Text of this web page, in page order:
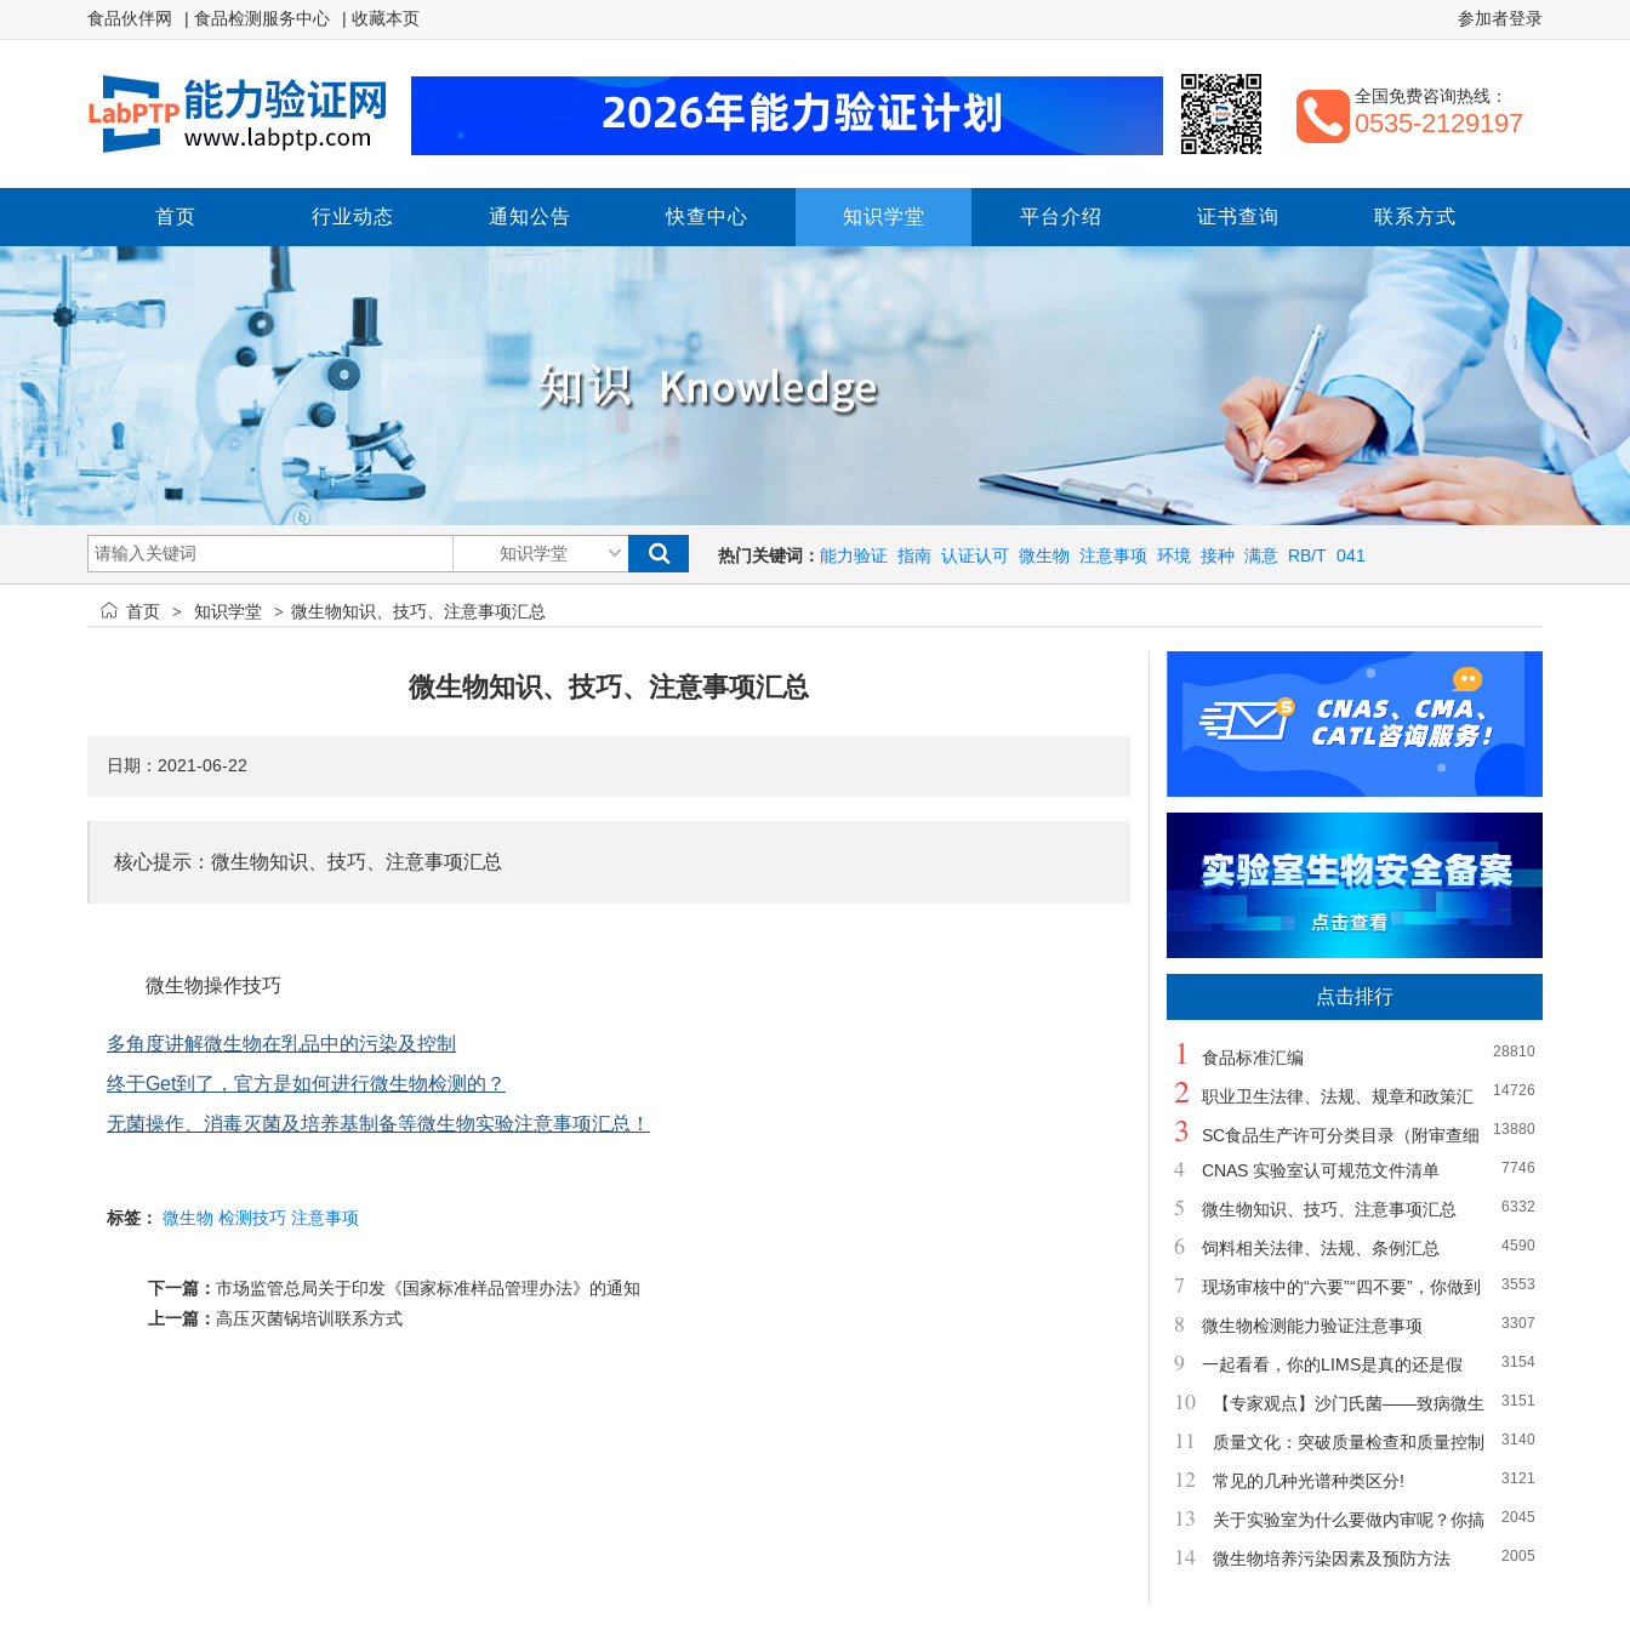
参加者登录
食品伙伴网 | 食品检测服务中心 | 收藏本页
全国免费咨询热线：
0535-2129197
首页 行业动态 通知公告 快查中心 知识学堂 平台介绍 证书查询 联系方式
热门关键词： 能力验证 指南 认证认可 微生物 注意事项 环境 接种 满意 RB/T 041
首页 > 知识学堂 > 微生物知识、技巧、注意事项汇总
微生物知识、技巧、注意事项汇总
日期：2021-06-22
核心提示：微生物知识、技巧、注意事项汇总
微生物操作技巧
多角度讲解微生物在乳品中的污染及控制
终于Get到了，官方是如何进行微生物检测的？
无菌操作、消毒灭菌及培养基制备等微生物实验注意事项汇总！
标签： 微生物 检测技巧 注意事项
下一篇： 市场监管总局关于印发《国家标准样品管理办法》的通知
上一篇： 高压灭菌锅培训联系方式
点击排行
28810
1 食品标准汇编
14726
2
职业卫生法律、法规、规章和政策汇
总（2022.1.8日更新）
13880
3
SC食品生产许可分类目录（附审查细
则）
7746
4 CNAS 实验室认可规范文件清单
6332
5 微生物知识、技巧、注意事项汇总
4590
6 饲料相关法律、法规、条例汇总
3553
7
现场审核中的“六要”“四不要”，你做到
了吗？
3307
8 微生物检测能力验证注意事项
3154
9
一起看看，你的LIMS是真的还是假
的！
3151
10
【专家观点】沙门氏菌——致病微生
物需重点防范
3140
11 质量文化：突破质量检查和质量控制
3121
12 常见的几种光谱种类区分!
2045
13
关于实验室为什么要做内审呢？你搞
明白了吗？
2005
14 微生物培养污染因素及预防方法